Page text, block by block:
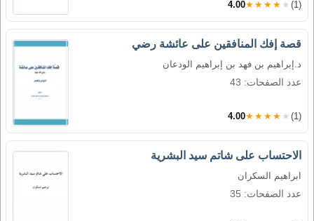
4.00★★★★★ (1)
قصة إفك المنافقين على عائشة رضي
د.إبراهيم بن فهد بن إبراهيم الودعان
عدد الصفحات: 43
4.00★★★★★ (1)
الاحتساب على شاتم سيد البشرية
ابراهيم السكران
عدد الصفحات: 35